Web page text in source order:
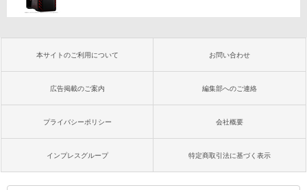
本サイトのご利用について お問い合わせ
広告掲載のご案内 編集部へのご連絡
プライバシーポリシー 会社概要
インプレスグループ 特定商取引法に基づく表示